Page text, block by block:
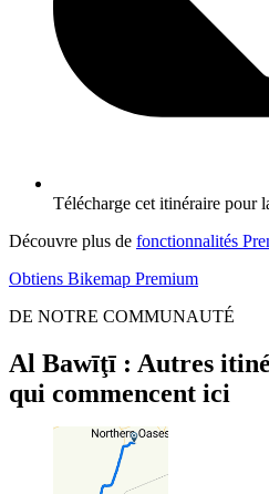
Télécharge cet itinéraire pour
Découvre plus de fonctionnalités
Obtiens Bikemap Premium
DE NOTRE COMMUNAUTÉ
Al Bawīţī : Autres
qui commencent ici